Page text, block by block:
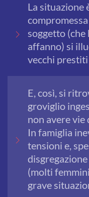
La situazione
soggetto (che
affanno) si
vecchi
E, così, si
groviglio
non avere vie
In famiglia
tensioni e,
(molti
grave